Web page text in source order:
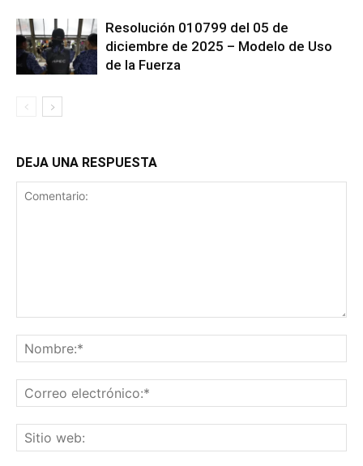
Resolución 010799 del 05 de
diciembre de 2025 – Modelo de Uso
de la Fuerza
DEJA UNA RESPUESTA